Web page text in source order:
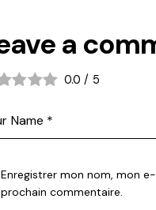
a
0.0 / 5
Enregistrer mon nom, mon
prochain commentaire.